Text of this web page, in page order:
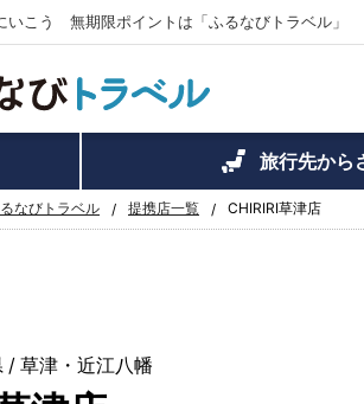
いこう 無期限ポイントは「ふるなびトラベル」
旅行先から
なびトラベル 提携店一覧 CHIRIRI草津店
草津・近江八幡